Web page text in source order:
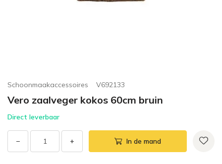
Schoonmaakaccessoires V692133
Vero zaalveger kokos 60cm bruin
Direct leverbaar
− + In de mand